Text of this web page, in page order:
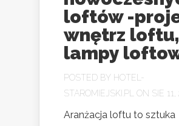
loftów -
wnętrz loftu,
lampy
POSTED BY HOTEL-
STAROMIEJSKI.PL
ON SIE 11,
Aranżacja loftu to sztuka